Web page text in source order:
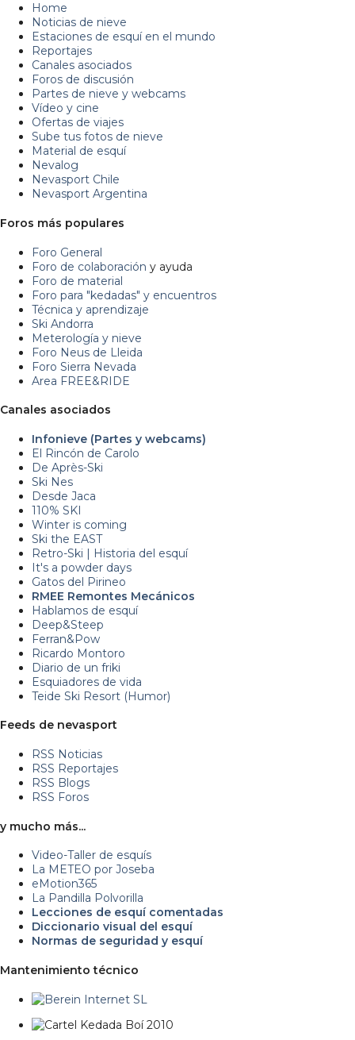
Home
Noticias de nieve
Estaciones de esquí en el mundo
Reportajes
Canales asociados
Foros de discusión
Partes de nieve y webcams
Vídeo y cine
Ofertas de viajes
Sube tus fotos de nieve
Material de esquí
Nevalog
Nevasport Chile
Nevasport Argentina
Foros más populares
Foro General
Foro de colaboración y ayuda
Foro de material
Foro para "kedadas" y encuentros
Técnica y aprendizaje
Ski Andorra
Meterología y nieve
Foro Neus de Lleida
Foro Sierra Nevada
Area FREE&RIDE
Canales asociados
Infonieve (Partes y webcams)
El Rincón de Carolo
De Après-Ski
Ski Nes
Desde Jaca
110% SKI
Winter is coming
Ski the EAST
Retro-Ski | Historia del esquí
It's a powder days
Gatos del Pirineo
RMEE Remontes Mecánicos
Hablamos de esquí
Deep&Steep
Ferran&Pow
Ricardo Montoro
Diario de un friki
Esquiadores de vida
Teide Ski Resort (Humor)
Feeds de nevasport
RSS Noticias
RSS Reportajes
RSS Blogs
RSS Foros
y mucho más...
Video-Taller de esquís
La METEO por Joseba
eMotion365
La Pandilla Polvorilla
Lecciones de esquí comentadas
Diccionario visual del esquí
Normas de seguridad y esquí
Mantenimiento técnico